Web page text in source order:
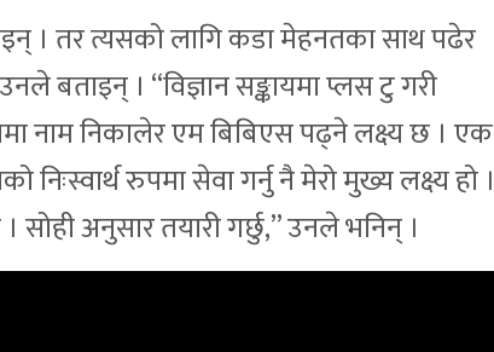
। तर त्यसको लागि कडा मेहनतका साथ पढेर
बताइन् । “विज्ञान सङ्कायमा प्लस टु गरी
नाम निकालेर एम बिबिएस पढ्ने लक्ष्य छ । एक
रुपमा सेवा गर्नु नै मेरो मुख्य लक्ष्य हो ।
अनुसार तयारी गर्छु,” उनले भनिन् ।